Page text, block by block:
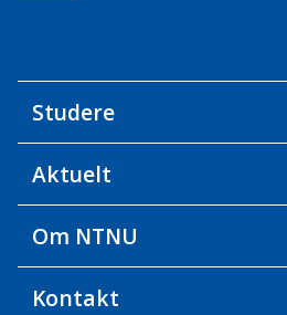
Studere
Aktuelt
Om NTNU
Kontakt